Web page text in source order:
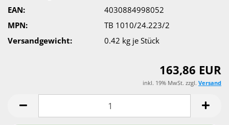
EAN:
4030884998052
MPN:
TB 1010/24.223/2
Versandgewicht:
0.42 kg je Stück
163,86 EUR
inkl. 19% MwSt. zzgl. Versand